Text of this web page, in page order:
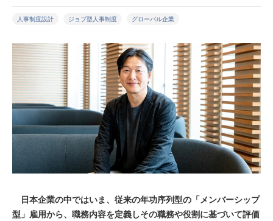
人事制度設計 ジョブ型人事制度 グローバル企業
日本企業の中ではいま、従来の年功序列型の「メンバーシップ
型」雇用から、職務内容を定義しその職務や役割に基づいて評価